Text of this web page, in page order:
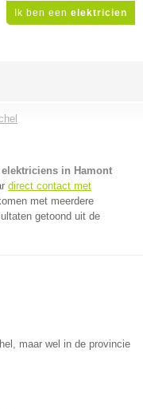
Ik ben een elektricien
elektriciens in Hamont
direct contact met
met meerdere
getoond uit de
maar wel in de provincie